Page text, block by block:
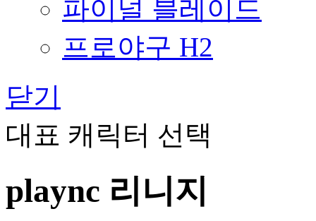
파이널 블레이드
프로야구 H2
닫기
대표 캐릭터 선택
plaync 리니지